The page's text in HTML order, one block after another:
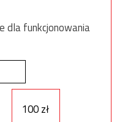
dla funkcjonowania
100 zł